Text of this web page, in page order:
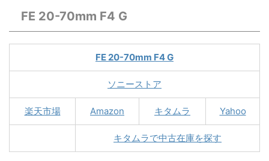
FE 20-70mm F4 G
FE 20-70mm F4 G
ソニーストア
楽天市場 Amazon キタムラ Yahoo
キタムラで中古在庫を探す